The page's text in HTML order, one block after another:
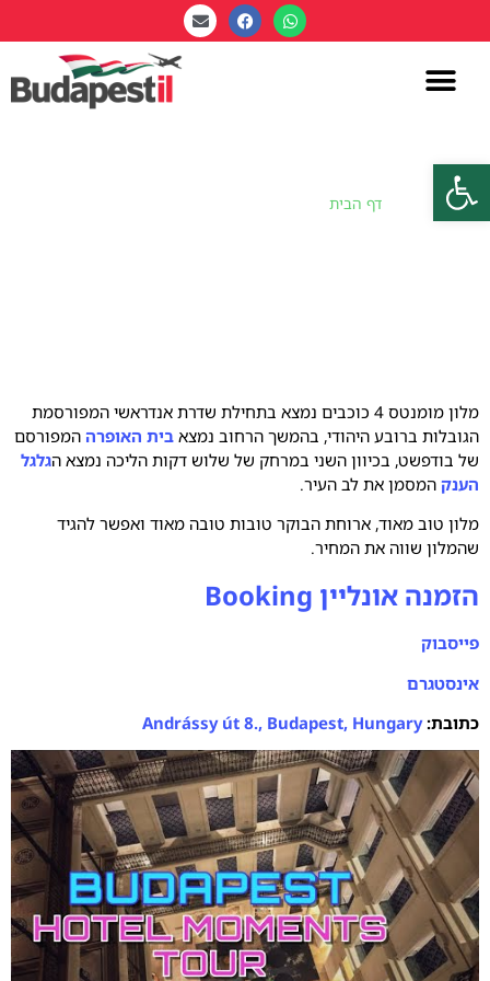
פתח סרגל נגישות
דף הבית
מלון מומנטס 4 כוכבים נמצא בתחילת שדרת אנדראשי המפורסמת
הגובלות ברובע היהודי, בהמשך הרחוב נמצא בית האופרה המפורסם
של בודפשט, בכיוון השני במרחק של שלוש דקות הליכה נמצא הגלגל
הענק המסמן את לב העיר.
מלון טוב מאוד, ארוחת הבוקר טובות טובה מאוד ואפשר להגיד
שהמלון שווה את המחיר.
הזמנה אונליין Booking
פייסבוק
אינסטגרם
כתובת:Andrássy út 8., Budapest, Hungary